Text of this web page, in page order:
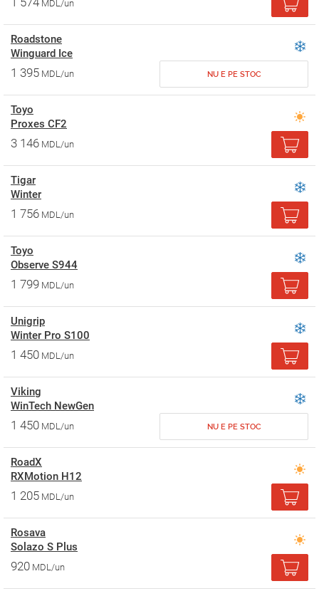
MDL/un
Roadstone
Winguard Ice
1 395 MDL/un NU E PE STOC
Toyo
Proxes CF2
3 146 MDL/un
Tigar
Winter
1 756 MDL/un
Toyo
Observe S944
1 799 MDL/un
Unigrip
Winter Pro S100
1 450 MDL/un
Viking
WinTech NewGen
1 450 MDL/un NU E PE STOC
RoadX
RXMotion H12
1 205 MDL/un
Rosava
Solazo S Plus
920 MDL/un